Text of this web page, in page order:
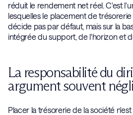
réduit le rendement net réel. C'est
lesquelles le placement de
décide pas par défaut, mais sur la
intégrée du support, de l'horizon et
La responsabilité du
argument souvent
Placer la trésorerie de la société